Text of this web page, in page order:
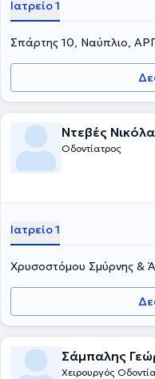
Ιατρείο 1
Σπάρτης 10, Ναύπλιο,
Ντεβές
Οδοντίατρος
Ιατρείο 1
Χρυσοστόμου Σμύρνης &
Σάμπαλης
Χειρουργός